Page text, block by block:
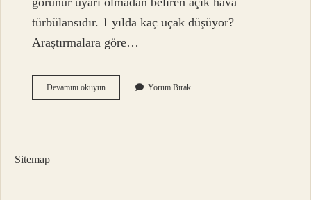
türbülansıdır. 1 yılda kaç uçak düşüyor?
Araştırmalara göre…
Devamını okuyunBir
Uçak
Yorum Bırak
Sitemap